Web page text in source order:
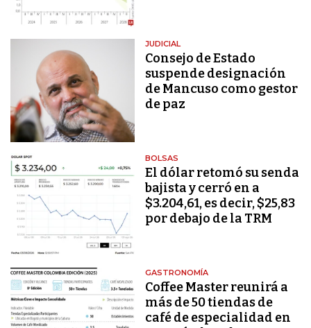
JUDICIAL
Consejo de Estado
suspende designación
de Mancuso como gestor
de paz
BOLSAS
El dólar retomó su senda
bajista y cerró en a
$3.204,61, es decir, $25,83
por debajo de la TRM
GASTRONOMÍA
Coffee Master reunirá a
más de 50 tiendas de
café de especialidad en